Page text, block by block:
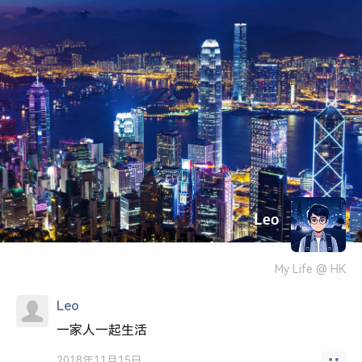
Leo
My Life @ HK
Leo
一家人一起生活